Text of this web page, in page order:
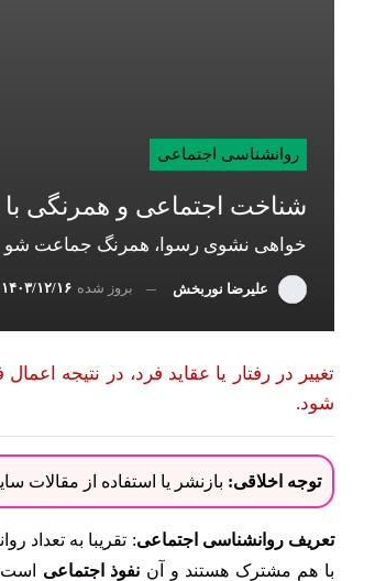
روانشناسی اجتماعی
شناخت اجتماعی و همرنگی
خواهی نشوی رسوا، همرنگ جماعت شو
علیرضا نوربخش بروز شده ۱۴۰۳/۱۲/۱۶
تغییر در رفتار یا عقاید فرد، در نتیجه
شود.
توجه اخلاقی: بازنشر یا استفاده از
تعریف روانشناسی اجتماعی: تقریبا به تعداد
با هم مشترک هستند و آن نفوذ اجتماعی